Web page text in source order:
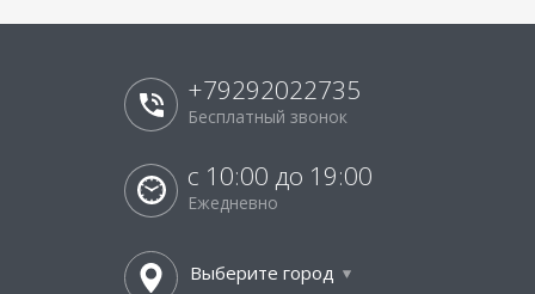
+79292022735
Бесплатный звонок
с 10:00 до 19:00
Ежедневно
Выберите город